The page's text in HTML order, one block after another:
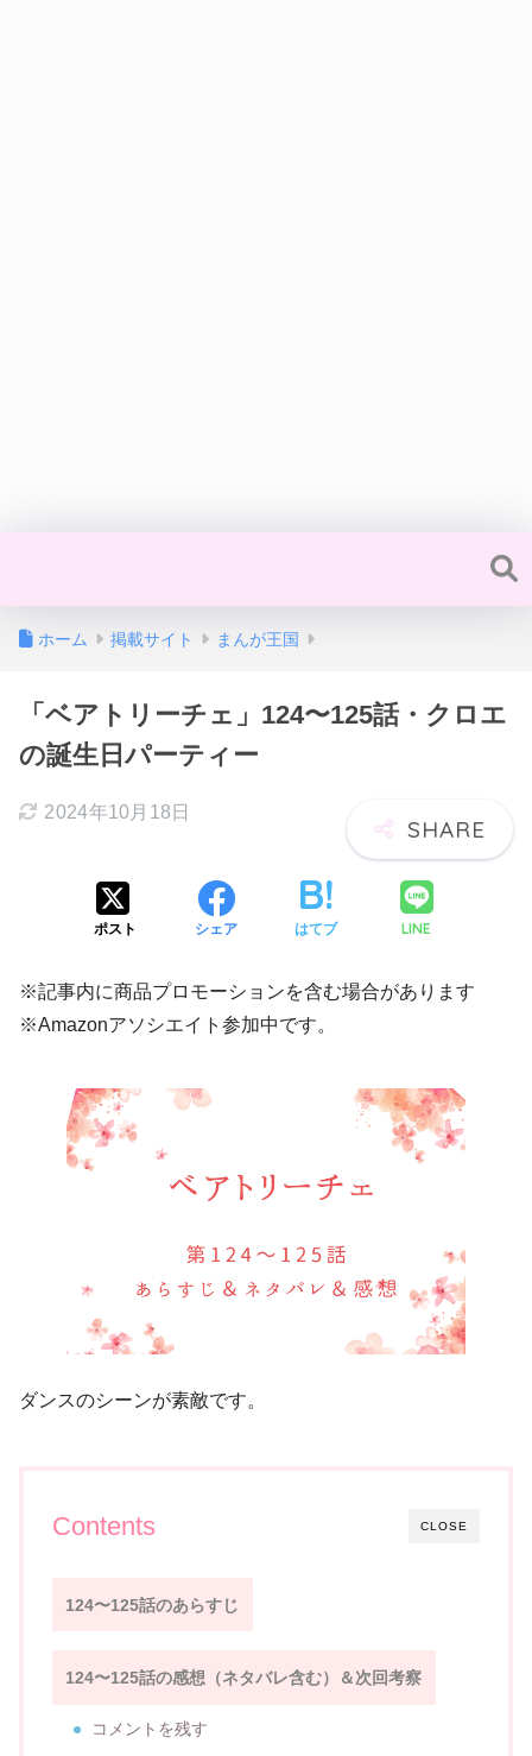
ホーム 掲載サイト まんが王国
「ベアトリーチェ」124〜125話・クロエ
の誕生日パーティー
2024年10月18日
ポスト シェア はてブ LINE
※記事内に商品プロモーションを含む場合があります
※Amazonアソシエイト参加中です。
ダンスのシーンが素敵です。
CLOSE
Contents
124〜125話のあらすじ
124〜125話の感想（ネタバレ含む）＆次回考察
コメントを残す